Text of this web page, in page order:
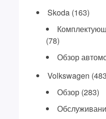
Skoda(163)
(78)
Обзор
Volkswagen
Обзор(283)